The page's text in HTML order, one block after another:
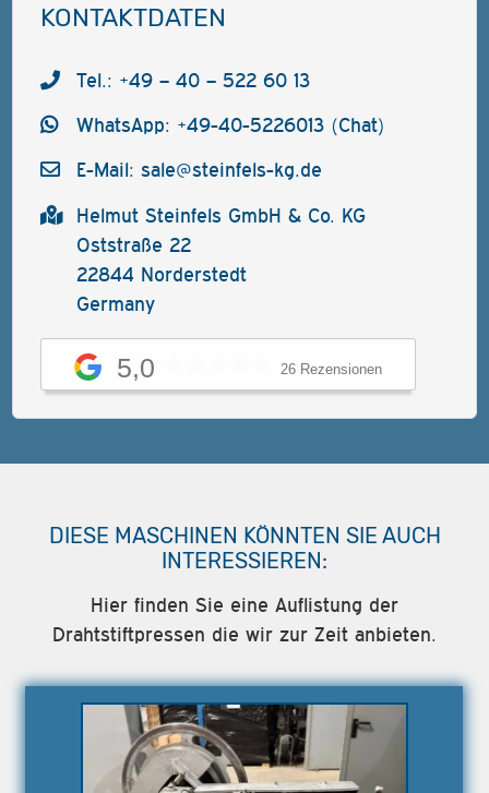
KONTAKTDATEN
Tel.: +49 – 40 – 522 60 13
WhatsApp: +49-40-5226013 (Chat)
E-Mail: sale@steinfels-kg.de
Helmut Steinfels GmbH & Co. KG
Oststraße 22
22844 Norderstedt
Germany
5,0 26 Rezensionen
DIESE MASCHINEN KÖNNTEN SIE AUCH
INTERESSIEREN:
Hier finden Sie eine Auflistung der
Drahtstiftpressen die wir zur Zeit anbieten.